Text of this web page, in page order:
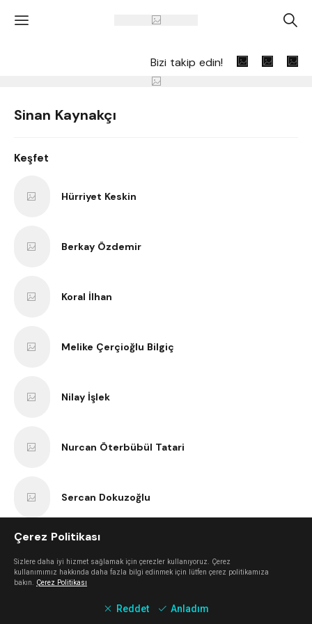
' A
Bizi takip edin!
Sinan Kaynakçı
Keşfet
Hürriyet Keskin
Berkay Özdemir
Koral İlhan
Melike Çerçioğlu Bilgiç
Nilay İşlek
Nurcan Öterbübül Tatari
Sercan Dokuzoğlu
Çerez Politikası
Sizlere daha iyi hizmet sağlamak için çerezler kullanıyoruz. Çerez
kullanımımız hakkında daha fazla bilgi edinmek için lütfen çerez politikamıza
bakın. Çerez Politikası
Reddet Anladım